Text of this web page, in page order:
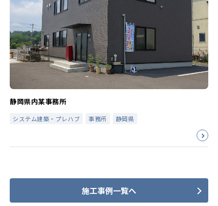
静岡県内某事務所
システム建築・プレハブ 事務所 静岡県
施工事例一覧へ